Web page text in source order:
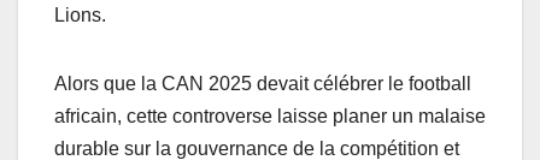
Lions.
Alors que la CAN 2025 devait célébrer le football
africain, cette controverse laisse planer un malaise
durable sur la gouvernance de la compétition et